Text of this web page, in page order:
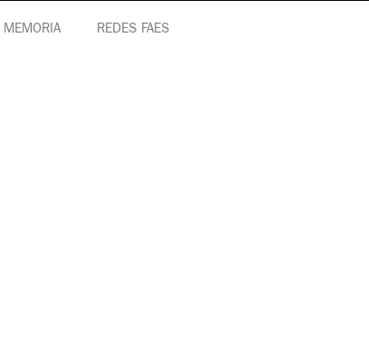
MEMORIA REDES FAES